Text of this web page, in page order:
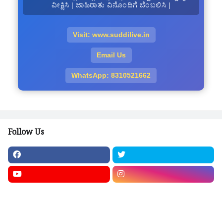
ವೀಕ್ಷಿಸಿ | ಜಾಹಿರಾತು ವಿನೊಂದಿಗೆ ಬೆಂಬಲಿಸಿ |
Visit: www.suddilive.in
Email Us
WhatsApp: 8310521662
Follow Us